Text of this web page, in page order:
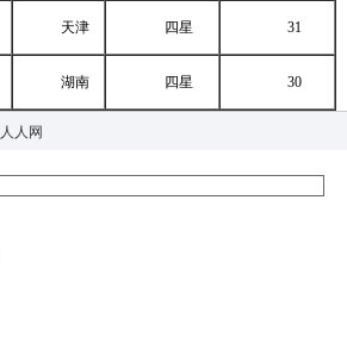
天津 四星 31
湖南 四星 30
人人网